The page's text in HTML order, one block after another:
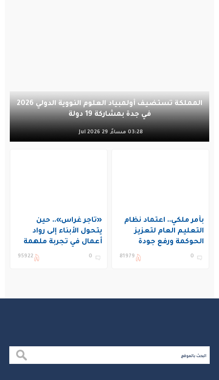
المملكة تستضيف أولمبياد العلوم النووية الدولي 2026
في جدة بمشاركة 19 دولة
03:28 مساءً, 29 Jul 2026
بأمر ملكي.. اعتماد نظام
التعليم العام لتعزيز
الحوكمة ورفع جودة
التعليم في المملكة
0
81979
«تاجر غراس».. حين
يتحول الأبناء إلى رواد
أعمال في تجربة ملهمة
بنادي غراس الصيفي
0
95922